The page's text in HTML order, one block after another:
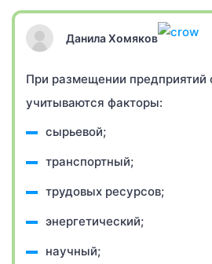
Данила Хомяков
При размещении предприятий
учитываются факторы:
сырьевой;
транспортный;
трудовых ресурсов;
энергетический;
научный;